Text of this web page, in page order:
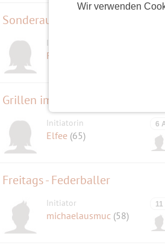
Wir verwenden
Sonderausstellung "Kindheit in
Initiatorin
FrlElsa
Grillen im Garten
Initiatorin
Elfee (65)
6
Freitags - Federballer
Initiator
michaelausmuc (58)